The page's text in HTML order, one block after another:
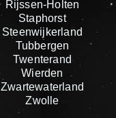
Rijssen-Holten
Staphorst
Steenwijkerland
Tubbergen
Twenterand
Wierden
Zwartewaterland
Zwolle